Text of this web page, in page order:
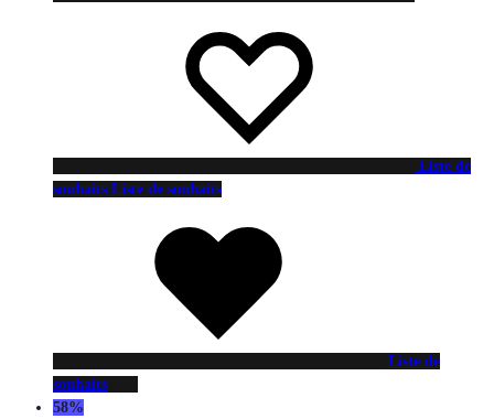
Liste de
souhaits Liste de souhaits
Liste de
souhaits
58%